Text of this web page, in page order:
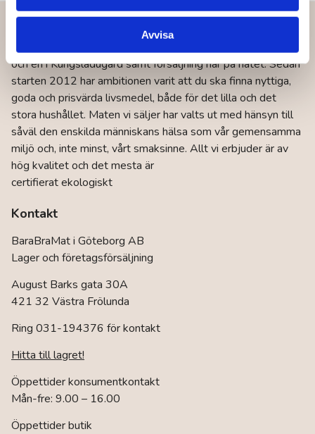
Avvisa
Vår vision
BaraBraMat består av två butiker i Göteborg; en i Olskroken
och en i Kungsladugård samt försäljning här på nätet. Sedan
starten 2012 har ambitionen varit att du ska finna nyttiga,
goda och prisvärda livsmedel, både för det lilla och det
stora hushållet. Maten vi säljer har valts ut med hänsyn till
såväl den enskilda människans hälsa som vår gemensamma
miljö och, inte minst, vårt smaksinne. Allt vi erbjuder är av
hög kvalitet och det mesta är
certifierat ekologiskt
Kontakt
BaraBraMat i Göteborg AB
Lager och företagsförsäljning
August Barks gata 30A
421 32 Västra Frölunda
Ring 031-194376 för kontakt
Hitta till lagret!
Öppettider konsumentkontakt
Mån-fre: 9.00 – 16.00
Öppettider butik